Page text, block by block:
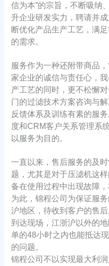
信为本”的宗旨，不断吸纳
升企业研发实力，聘请并
断优化产品生产工艺，满
的需求。
服务作为一种还附带商品
家企业的诚信与责任心，
产工艺的同时，更不松懈
门的过滤技术方案咨询与
反馈体系及训练有素的服
度和CRM客户关系管理系
以服务为目的。
一直以来，售后服务的及
题，尤其是对于压滤机这
备在使用过程中出现故障
为此，锦程公司为保证服
沪地区，待收到客户的售
到达现场，江浙沪以外的
单的48小时之内也能抵达
的问题。
锦程公司不以实现最大利